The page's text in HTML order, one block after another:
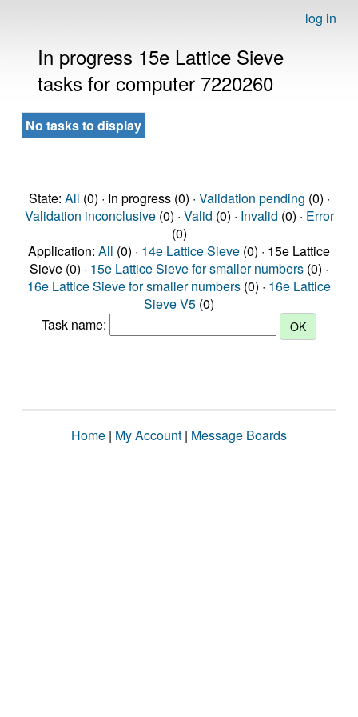
log in
In progress 15e Lattice Sieve
tasks for computer 7220260
No tasks to display
State: All (0) · In progress (0) · Validation pending (0) ·
Validation inconclusive(0) · Valid (0) · Invalid (0) · Error
(0)
Application: All (0) · 14e Lattice Sieve (0) · 15e Lattice
Sieve (0) · 15e Lattice Sieve for smaller numbers (0) ·
16e Lattice Sieve for smaller numbers (0) · 16e Lattice
Sieve V5 (0)
Task name:
Home | My Account | Message Boards